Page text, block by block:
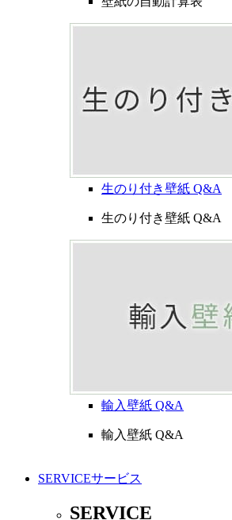
生のり付き壁紙 Q&A
生のり付き壁紙 Q&A
輸入壁紙 Q&A
輸入壁紙 Q&A
SERVICEサービス
SERVICE